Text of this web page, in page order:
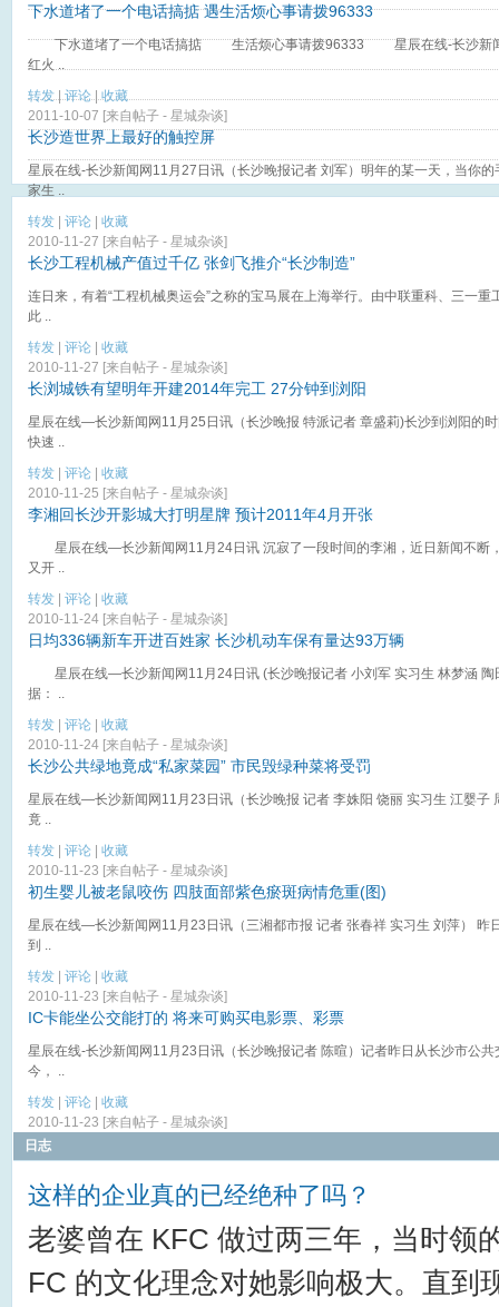
下水道堵了一个电话搞掂 遇生活烦心事请拨96333
下水道堵了一个电话搞掂 生活烦心事请拨96333 星辰在线-长沙新闻网
红火 ..
转发|评论|收藏
2011-10-07 [来自帖子 - 星城杂谈]
长沙造世界上最好的触控屏
星辰在线-长沙新闻网11月27日讯（长沙晚报记者 刘军）明年的某一天，当你
家生 ..
转发 | 评论 | 收藏
2010-11-27 [来自帖子 - 星城杂谈]
长沙工程机械产值过千亿 张剑飞推介“长沙制造”
连日来，有着“工程机械奥运会”之称的宝马展在上海举行。由中联重科、三一
此 ..
转发 | 评论 | 收藏
2010-11-27 [来自帖子 - 星城杂谈]
长浏城铁有望明年开建2014年完工 27分钟到浏阳
星辰在线—长沙新闻网11月25日讯（长沙晚报 特派记者 章盛莉)长沙到浏阳的
快速 ..
转发 | 评论 | 收藏
2010-11-25 [来自帖子 - 星城杂谈]
李湘回长沙开影城大打明星牌 预计2011年4月开张
星辰在线—长沙新闻网11月24日讯 沉寂了一段时间的李湘，近日新闻不断
又开 ..
转发 | 评论 | 收藏
2010-11-24 [来自帖子 - 星城杂谈]
日均336辆新车开进百姓家 长沙机动车保有量达93万辆
星辰在线—长沙新闻网11月24日讯 (长沙晚报记者 小刘军 实习生 林梦涵 陶
据： ..
转发 | 评论 | 收藏
2010-11-24 [来自帖子 - 星城杂谈]
长沙公共绿地竟成“私家菜园” 市民毁绿种菜将受罚
星辰在线—长沙新闻网11月23日讯（长沙晚报 记者 李姝阳 饶丽 实习生 江婴
竟 ..
转发 | 评论 | 收藏
2010-11-23 [来自帖子 - 星城杂谈]
初生婴儿被老鼠咬伤 四肢面部紫色瘀斑病情危重(图)
星辰在线—长沙新闻网11月23日讯（三湘都市报 记者 张春祥 实习生 刘萍） 昨
到 ..
转发 | 评论 | 收藏
2010-11-23 [来自帖子 - 星城杂谈]
IC卡能坐公交能打的 将来可购买电影票、彩票
星辰在线-长沙新闻网11月23日讯（长沙晚报记者 陈暄）记者昨日从长沙市公
今， ..
转发 | 评论 | 收藏
2010-11-23 [来自帖子 - 星城杂谈]
日志
这样的企业真的已经绝种了吗？
老婆曾在 KFC 做过两三年，当时领
FC 的文化理念对她影响极大。直到